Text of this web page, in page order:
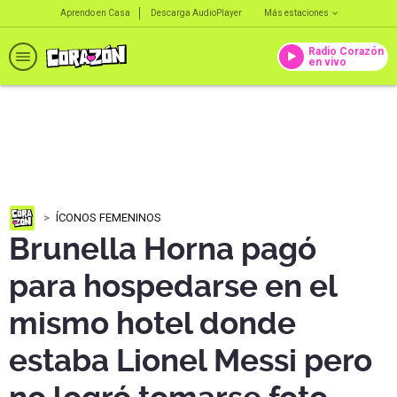
Aprendo en Casa Descarga AudioPlayer Más estaciones
Radio Corazón
en vivo
ÍCONOS FEMENINOS
Brunella Horna pagó
para hospedarse en el
mismo hotel donde
estaba Lionel Messi pero